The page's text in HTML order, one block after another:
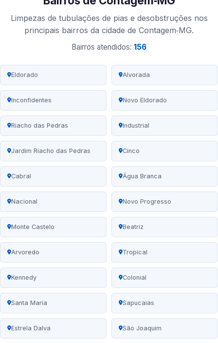
Limpezas de tubulações de pias e desobstruções nos
principais bairros da cidade de Contagem‑MG.
Bairros atendidos: 156
Eldorado Alvorada
Inconfidentes Novo Eldorado
Riacho das Pedras Industrial
Jardim Riacho das Pedras Cinco
Cabral Água Branca
Nacional Novo Progresso
Monte Castelo Beatriz
Arvoredo Tropical
Kennedy Colonial
Santa Maria Sapucaias
Estrela Dalva São Joaquim